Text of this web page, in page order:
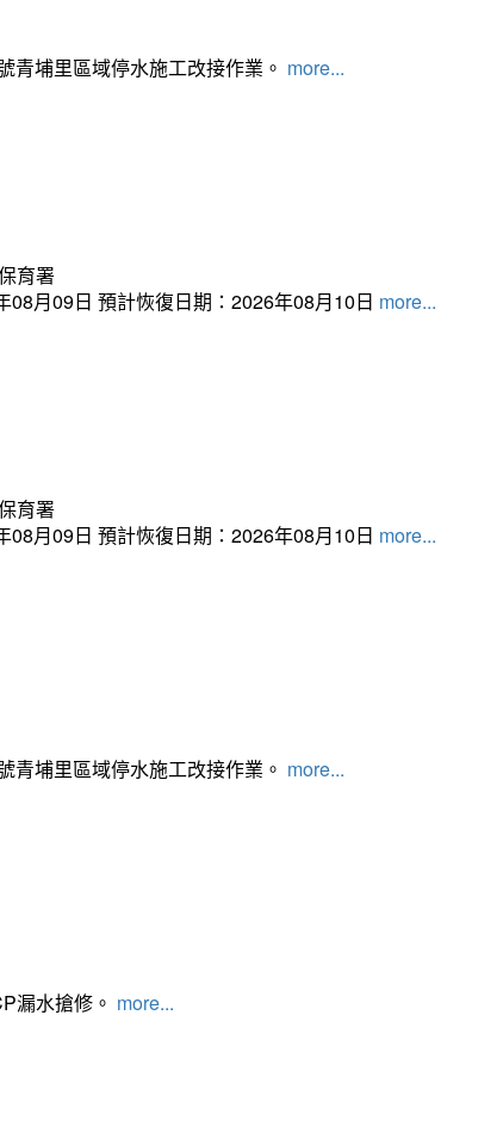
青埔里區域停水施工改接作業。 more...
育署
月09日 預計恢復日期：2026年08月10日 more...
育署
月09日 預計恢復日期：2026年08月10日 more...
青埔里區域停水施工改接作業。 more...
漏水搶修。 more...